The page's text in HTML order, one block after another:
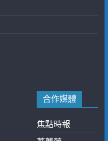
合作媒體
焦點時報